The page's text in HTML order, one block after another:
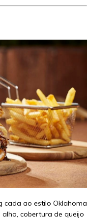
cada ao estilo Oklahoma
cobertura de queijo